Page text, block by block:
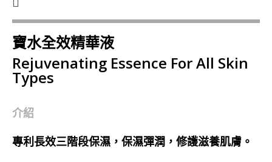
寶水全效精華液
Rejuvenating Essence For All Skin
Types
介紹
專利長效三階段保濕，保濕彈潤，修護滋養肌膚。